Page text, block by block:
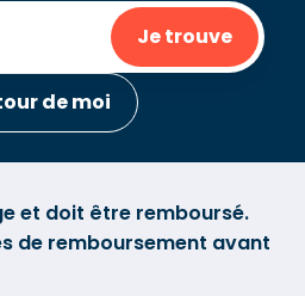
Je trouve
de moi
et doit être remboursé.
de remboursement avant